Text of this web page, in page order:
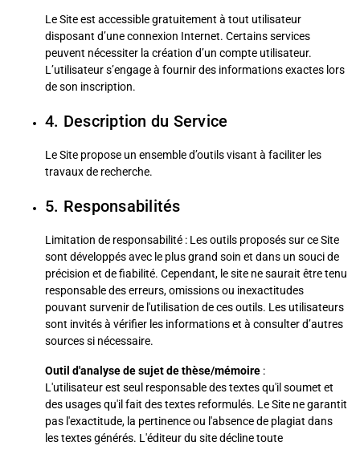
Le Site est accessible gratuitement à tout utilisateur
disposant d’une connexion Internet. Certains services
peuvent nécessiter la création d’un compte utilisateur.
L’utilisateur s’engage à fournir des informations exactes lors
de son inscription.
4. Description du Service
Le Site propose un ensemble d’outils visant à faciliter les
travaux de recherche.
5. Responsabilités
Limitation de responsabilité : Les outils proposés sur ce Site
sont développés avec le plus grand soin et dans un souci de
précision et de fiabilité. Cependant, le site ne saurait être tenu
responsable des erreurs, omissions ou inexactitudes
pouvant survenir de l'utilisation de ces outils. Les utilisateurs
sont invités à vérifier les informations et à consulter d’autres
sources si nécessaire.
Outil d'analyse de sujet de thèse/mémoire :
L'utilisateur est seul responsable des textes qu'il soumet et
des usages qu'il fait des textes reformulés. Le Site ne garantit
pas l'exactitude, la pertinence ou l'absence de plagiat dans
les textes générés. L'éditeur du site décline toute